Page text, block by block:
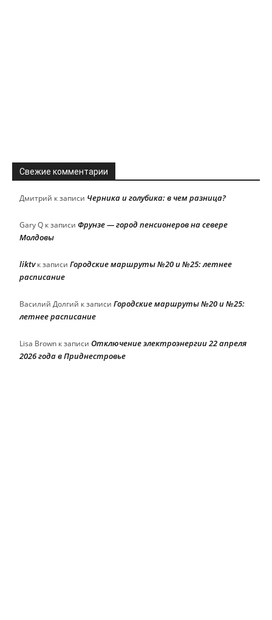
Свежие комментарии
Дмитрий к записи Черника и голубика: в чем разница?
Gary Q к записи Фрунзе — город пенсионеров на севере
Молдовы
liktvк записи Городские маршруты №20 и №25: летнее
расписание
Василий Долгий к записи Городские маршруты №20 и №25:
летнее расписание
Lisa Brown к записи Отключение электроэнергии 22 апреля
2026 года в Приднестровье